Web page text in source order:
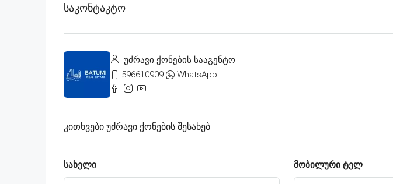
Საკონტაკტო
უძრავი ქონების სააგენტო
596610909
WhatsApp
Კითხვები Უძრავი Ქონების Შესახებ
სახელი მობილური ტელ